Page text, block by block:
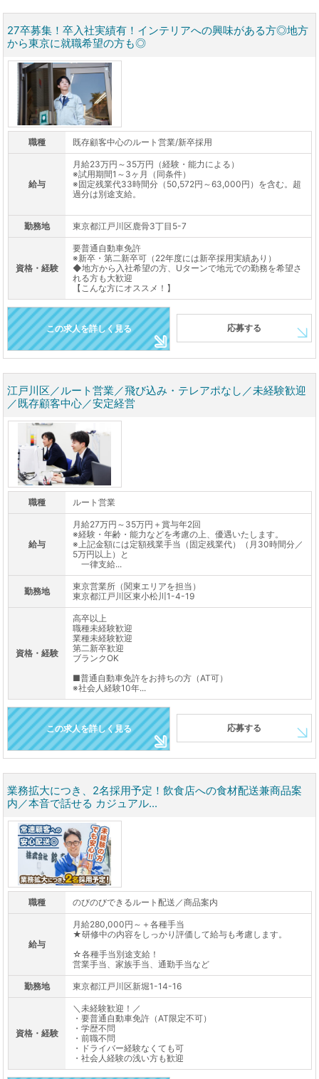
27卒募集！卒入社実績有！インテリアへの興味がある方◎地方
から東京に就職希望の方も◎
職種 既存顧客中心のルート営業/新卒採用
給与
月給23万円～35万円（経験・能力による）
※試用期間1～3ヶ月（同条件）
※固定残業代33時間分（50,572円～63,000円）を含む。超
過分は別途支給。
勤務地 東京都江戸川区鹿骨3丁目5-7
資格・経験
要普通自動車免許
※新卒・第二新卒可（22年度には新卒採用実績あり）
◆地方から入社希望の方、Uターンで地元での勤務を希望さ
れる方も大歓迎
【こんな方にオススメ！】
この求人を詳しく見る 応募する
江戸川区／ルート営業／飛び込み・テレアポなし／未経験歓迎
／既存顧客中心／安定経営
職種 ルート営業
給与
月給27万円～35万円＋賞与年2回
※経験・年齢・能力などを考慮の上、優遇いたします。
※上記金額には定額残業手当（固定残業代）（月30時間分／
5万円以上）と
一律支給...
勤務地
東京営業所（関東エリアを担当）
東京都江戸川区東小松川1-4-19
資格・経験
高卒以上
職種未経験歓迎
業種未経験歓迎
第二新卒歓迎
ブランクOK
■普通自動車免許をお持ちの方（AT可）
※社会人経験10年...
この求人を詳しく見る 応募する
業務拡大につき、2名採用予定！飲食店への食材配送兼商品案
内／本音で話せる カジュアル...
職種 のびのびできるルート配送／商品案内
給与
月給280,000円～＋各種手当
★研修中の内容をしっかり評価して給与も考慮します。
☆各種手当別途支給！
営業手当、家族手当、通勤手当など
勤務地 東京都江戸川区新堀1-14-16
資格・経験
＼未経験歓迎！／
・要普通自動車免許（AT限定不可）
・学歴不問
・前職不問
・ドライバー経験なくても可
・社会人経験の浅い方も歓迎